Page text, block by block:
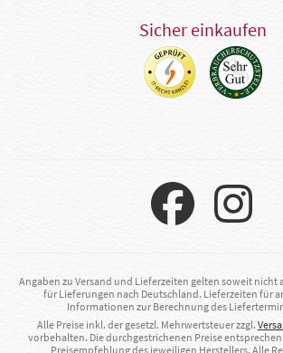
Sicher einkaufen
Angaben zu Versand und Lieferzeiten gelten soweit nicht
für Lieferungen nach Deutschland. Lieferzeiten für
Informationen zur Berechnung des
Alle Preise inkl. der gesetzl. Mehrwertsteuer zzgl.
vorbehalten. Die durchgestrichenen Preise
Preisempfehlung des jeweiligen Herstellers. Alle